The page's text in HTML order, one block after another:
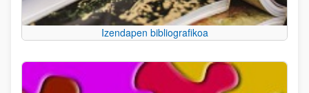
Izendapen bibliografikoa